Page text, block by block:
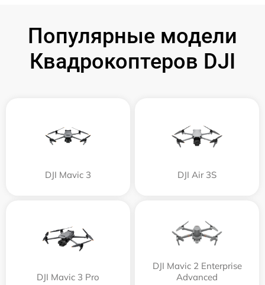
Популярные модели
Квадрокоптеров DJI
DJI Mavic 3 DJI Air 3S
DJI Mavic 3 Pro
DJI Mavic 2 Enterprise
Advanced